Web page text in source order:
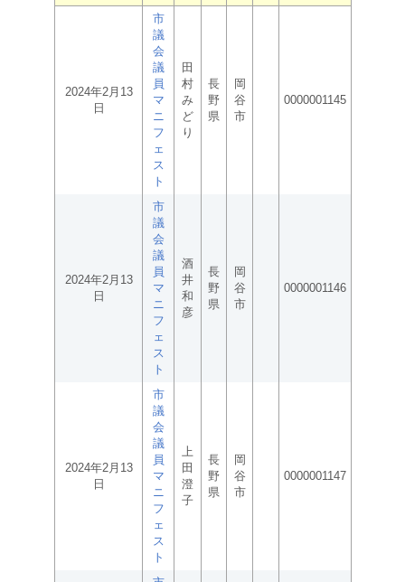
2024年2月13
日
市
議
会
議
員
マ
ニ
フ
ェ
ス
ト
田
村
み
ど
り
長
野
県
岡
谷
市
0000001145
2024年2月13
日
市
議
会
議
員
マ
ニ
フ
ェ
ス
ト
酒
井
和
彦
長
野
県
岡
谷
市
0000001146
2024年2月13
日
市
議
会
議
員
マ
ニ
フ
ェ
ス
ト
上
田
澄
子
長
野
県
岡
谷
市
0000001147